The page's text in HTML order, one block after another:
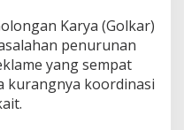
Karya (Golkar)
penurunan
yang sempat
kurangnya koordinasi